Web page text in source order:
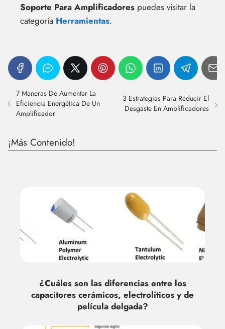
Soporte Para Amplificadores puedes visitar la
categoría Herramientas.
7 Maneras De Aumentar La
Eficiencia Energética De Un
Amplificador
3 Estrategias Para Reducir El
Desgaste En Amplificadores
¡Más Contenido!
¿Cuáles son las diferencias entre los
capacitores cerámicos, electrolíticos y de
película delgada?